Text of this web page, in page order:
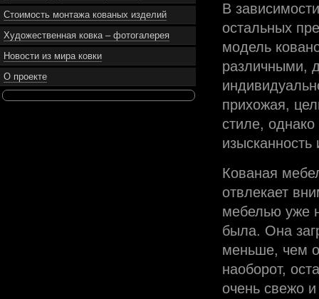
Стоимость монтажа кованых изделий
Художественная ковка – фотогалерея
Новости из мира ковки
О проекте
В
остальных
модель
различными,
прихожая,
стиле,
изысканность
Кованая
отвлекает
мебелью уже
была. Она
меньше, чем
наоборот,
очень свежо